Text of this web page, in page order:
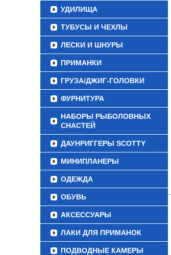
УДИЛИЩА
ТУБУСЫ И ЧЕХЛЫ
ЛЕСКИ И ШНУРЫ
ПРИМАНКИ
ГРУЗА/ДЖИГ-ГОЛОВКИ
ФУРНИТУРА
НАБОРЫ РЫБОЛОВНЫХ
СНАСТЕЙ
ДАУНРИГГЕРЫ SCOTTY
МИНИПЛАНЕРЫ
ОДЕЖДА
ОБУВЬ
АКСЕССУАРЫ
ЛАКИ ДЛЯ ПРИМАНОК
ПОДВОДНЫЕ КАМЕРЫ